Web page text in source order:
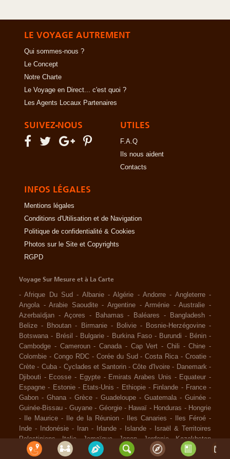
LE VOYAGE AUTREMENT
Qui sommes-nous ?
Le Concept
Notre Charte
Le Voyage en Direct... c'est quoi ?
Les Agents Locaux Partenaires
SUIVEZ-NOUS UTILES
F.A.Q
Ils nous aident
Contacts
INFOS LÉGALES
Mentions légales
Conditions d'Utilisation et de Navigation
Politique de confidentialité & Cookies
Photos sur le Site et Copyrights
RGPD
Voyage Sur Mesure et à La Carte
-Afrique Du Sud - Albanie -Algérie -Andorre - Angleterre -
Angola -Arabie Saoudite -Argentine -Arménie -Australie -
Azerbaïdjan - Açores - Bahamas - Baléares - Bangladesh -
Belize - Bhoutan - Birmanie - Bolivie - Bosnie-Herzégovine -
Botswana - Brésil - Bulgarie - Burkina Faso - Burundi - Bénin -
Cambodge - Cameroun - Canada - Cap Vert - Chili -Chine -
Colombie - Congo RDC - Corée du Sud -Costa Rica -Croatie -
Crète - Cuba - Cyclades et Santorin -Côte d'Ivoire - Danemark -
Djibouti - Ecosse - Egypte - Emirats Arabes Unis - Equateur -
Espagne - Estonie - Etats-Unis - Ethiopie - Finlande - France -
Gabon - Ghana - Grèce - Guadeloupe - Guatemala - Guinée -
Guinée-Bissau - Guyane - Géorgie - Hawaï - Honduras - Hongrie
-
Ile Maurice - Ile de la Réunion - Iles Canaries - Iles Féroé -
Inde - Indonésie - Iran - Irlande - Islande -
Israël & Territoires
Palestiniens
Italie Jamaïque Japon Jordanie
Kazakhstan
Kenya Kirghizistan -Kosovo - Laos -Lettonie - Liban